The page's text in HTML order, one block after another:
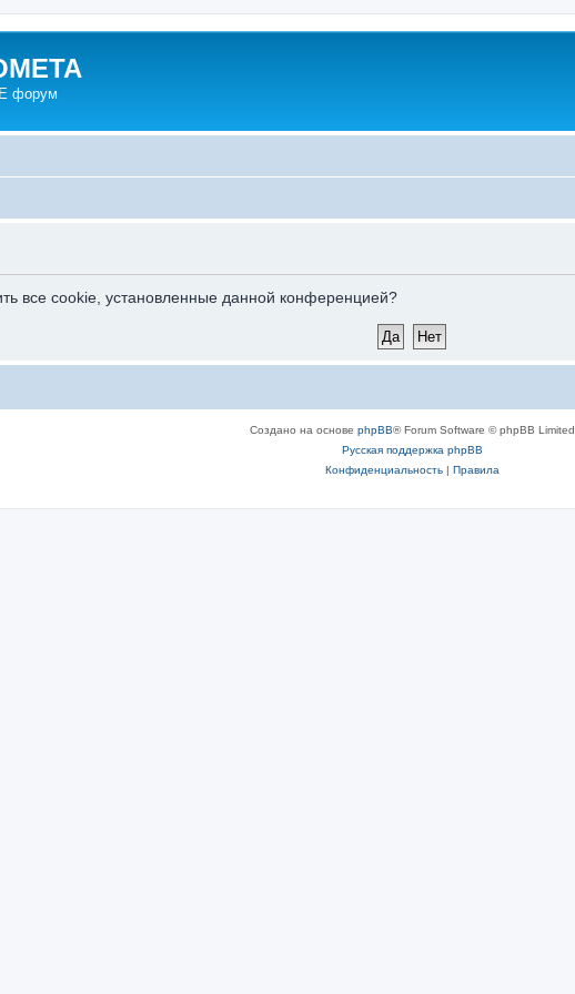
форум
все cookie, установленные данной конференцией?
Создано на основе phpBB® Forum Software © phpBB Limited
Русская поддержка phpBB
Конфиденциальность| Правила